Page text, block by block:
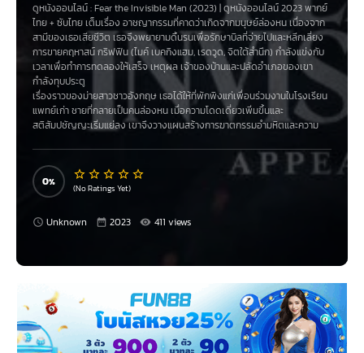
ดูหนังออนไลน์ :Fear the Invisible Man (2023) |ดูหนังออนไลน์ 2023พากย์
ไทย + ซับไทย เต็มเรื่อง อาชญากรรมที่คาดว่าเกิดจากมนุษย์ล่องหน เนื่องจาก
สามีของเธอเสียชีวิต เธอจึงพยายามดิ้นรนเพื่อรักษาบิลที่จ่ายไปและหลีกเลี่ยง
การขายคฤหาสน์ กริฟฟิน (ไมค์ เบคกิงแฮม, เรดวูด, จิตใต้สำนึก) กำลังแข่งกับ
เวลาเพื่อทำการทดลองให้เสร็จ เหตุผล เจ้าของบ้านและปลัดอำเภอของเขา
กำลังทุบประตู
เรื่องราวของม่ายสาวชาวอังกฤษ เธอได้ให้ที่พักพิงแก่เพื่อนร่วมงานในโรงเรียน
แพทย์เก่า ชายที่กลายเป็นคนล่องหน เมื่อความโดดเดี่ยวเพิ่มขึ้นและ
สติสัมปชัญญะเริ่มแย่ลง เขาจึงวางแผนสร้างการฆาตกรรมอำมหิตและความ
0 (No Ratings Yet)
Unknown 2023 411 views